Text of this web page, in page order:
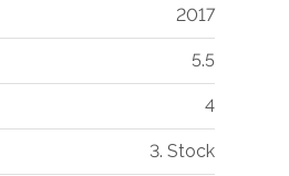
2017
5.5
4
3. Stock